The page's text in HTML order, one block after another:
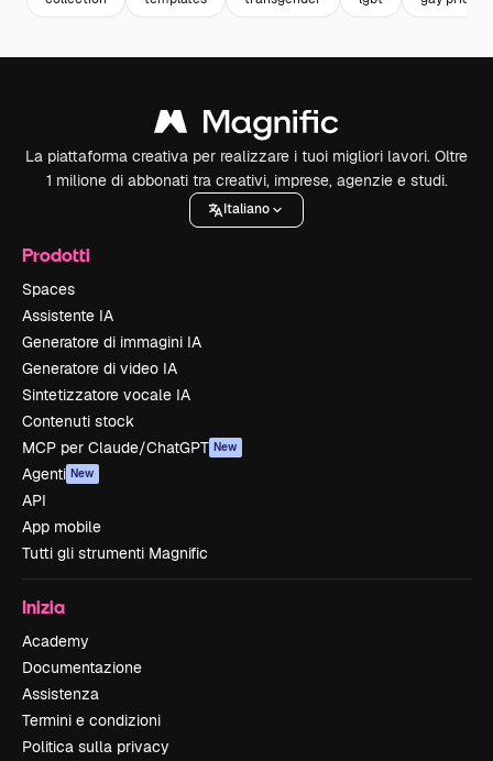
La piattaforma creativa per realizzare i tuoi migliori lavori. Oltre
1 milione di abbonati tra creativi, imprese, agenzie e studi.
Italiano
Prodotti
Spaces
Assistente IA
Generatore di immagini IA
Generatore di video IA
Sintetizzatore vocale IA
Contenuti stock
MCP per Claude/ChatGPT New
Agenti New
API
App mobile
Tutti gli strumenti Magnific
Inizia
Academy
Documentazione
Assistenza
Termini e condizioni
Politica sulla privacy